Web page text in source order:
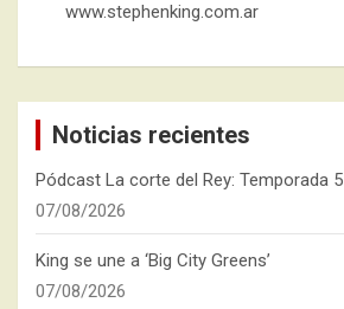
www.stephenking.com.ar
Noticias recientes
Pódcast La corte del Rey: Temporada 5
07/08/2026
King se une a ‘Big City Greens’
07/08/2026